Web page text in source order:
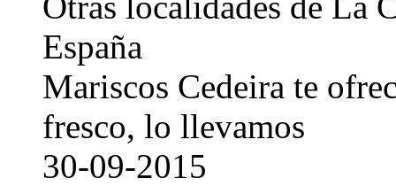
España
Mariscos Cedeira te
fresco, lo llevamos
30-09-2015